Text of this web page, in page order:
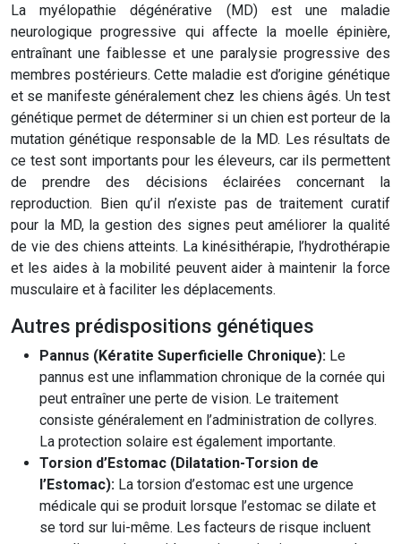
La myélopathie dégénérative (MD) est une maladie
neurologique progressive qui affecte la moelle épinière,
entraînant une faiblesse et une paralysie progressive des
membres postérieurs. Cette maladie est d’origine génétique
et se manifeste généralement chez les chiens âgés. Un test
génétique permet de déterminer si un chien est porteur de la
mutation génétique responsable de la MD. Les résultats de
ce test sont importants pour les éleveurs, car ils permettent
de prendre des décisions éclairées concernant la
reproduction. Bien qu’il n’existe pas de traitement curatif
pour la MD, la gestion des signes peut améliorer la qualité
de vie des chiens atteints. La kinésithérapie, l’hydrothérapie
et les aides à la mobilité peuvent aider à maintenir la force
musculaire et à faciliter les déplacements.
Autres prédispositions génétiques
Pannus (Kératite Superficielle Chronique): Le
pannus est une inflammation chronique de la cornée qui
peut entraîner une perte de vision. Le traitement
consiste généralement en l’administration de collyres.
La protection solaire est également importante.
Torsion d’Estomac (Dilatation-Torsion de
l’Estomac): La torsion d’estomac est une urgence
médicale qui se produit lorsque l’estomac se dilate et
se tord sur lui-même. Les facteurs de risque incluent